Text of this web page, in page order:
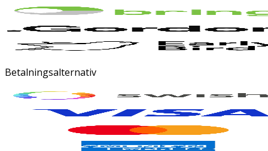
Betalningsalternativ